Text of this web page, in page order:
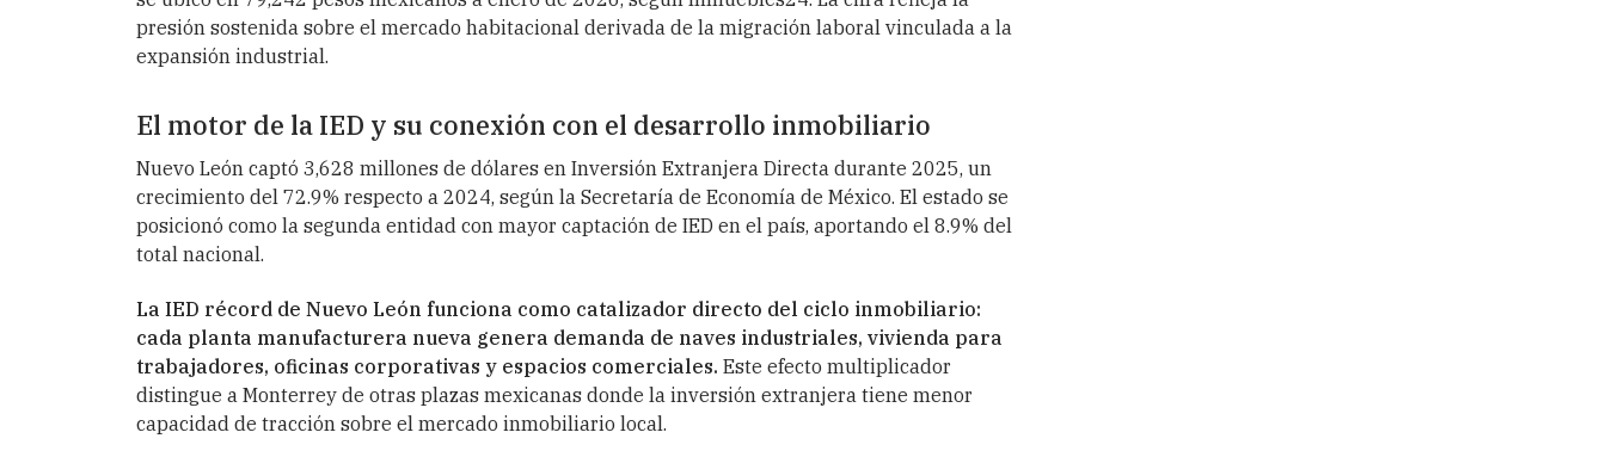
presión sostenida sobre el mercado habitacional derivada de la migración laboral vinculada a la
expansión industrial.
El motor de la IED y su conexión con el desarrollo inmobiliario
Nuevo León captó 3,628 millones de dólares en Inversión Extranjera Directa durante 2025, un
crecimiento del 72.9% respecto a 2024, según la Secretaría de Economía de México. El estado se
posicionó como la segunda entidad con mayor captación de IED en el país, aportando el 8.9% del
total nacional.
La IED récord de Nuevo León funciona como catalizador directo del ciclo inmobiliario:
cada planta manufacturera nueva genera demanda de naves industriales, vivienda para
trabajadores, oficinas corporativas y espacios comerciales. Este efecto multiplicador
distingue a Monterrey de otras plazas mexicanas donde la inversión extranjera tiene menor
capacidad de tracción sobre el mercado inmobiliario local.